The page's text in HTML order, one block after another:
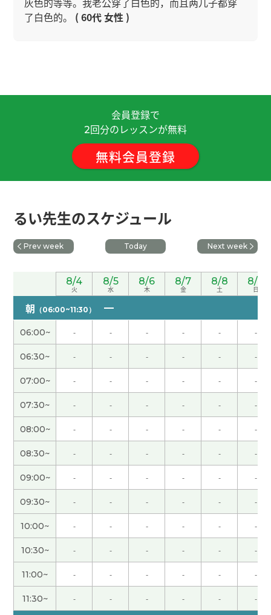
了白色的。 ( 60代 女性 )
)
今天又聊天很开心！谢谢るい老师、下次见！
谢谢今天的课程，我很高兴认识您。您的发音非常
下次见吧。
换圈子，我到了40岁才理解了这个大道理 ( 男性 )
你的25分钟的课对我来说是1分钟的感觉！(^-^)时间
过得真快啊〜下次再见！！( 男性 )
谢谢您给我上课。今天也我们有聊天沟通啦，就是
上课吧~ 哈哈。下次也期待再见~谢谢！( 男性 )
谢谢老了！ 我在香川县等老师 哈哈 下次见吧
)
谢谢您的课。下次再见！
下次再见〜( 男性 )
誕生日プレゼント、なんかちょーだい🎁
谢谢您的课。您打算来日本留学。良い経験ができ
るといいですね。下次也请多关照。( 50代 男性 )
不好意思 下次见
一緒に世界平和のために頑張ろう！
会員登録で
2回分のレッスンが無料
無料会員登録
るい先生のスケジュール
Prev week Today Next week
8/4
火
8/5
水
8/6
木
8/7
金
8/8
土
8/9
日
朝 （06:00~11:30）
06:00~ - - - - - -
06:30~ - - - - - -
07:00~ - - - - - -
07:30~ - - - - - -
08:00~ - - - - - -
08:30~ - - - - - -
09:00~ - - - - - -
09:30~ - - - - - -
10:00~ - - - - - -
10:30~ - - - - - -
11:00~ - - - - - -
11:30~ - - - - - -